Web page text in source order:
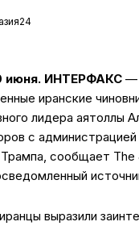
июня. ИНТЕРФАКС —
иранские
лидера аятоллы
с
сообщает The
выразили